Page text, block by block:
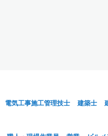
電気工事施工管理技士 建築士